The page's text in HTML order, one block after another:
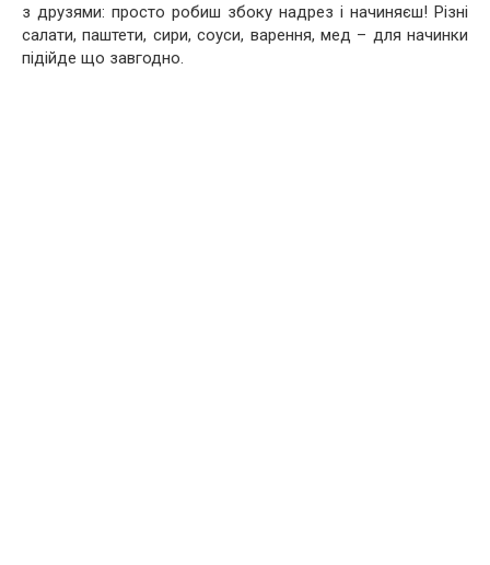
з друзями: просто робиш збоку надрез і начиняєш! Різні
салати, паштети, сири, соуси, варення, мед – для начинки
підійде що завгодно.